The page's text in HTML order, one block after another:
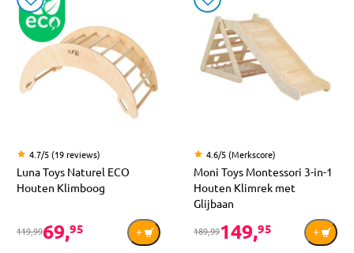
4.7/5 (19 reviews)
Luna Toys Naturel ECO
Houten Klimboog
119,9969,95
4.6/5 (Merkscore)
Moni Toys Montessori 3-in-1
Houten Klimrek met
Glijbaan
189,99149,95